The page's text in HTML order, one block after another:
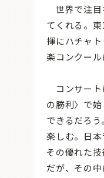
世界で注目
てくれる。
揮にハチャ
楽コンクー
コンサート
の勝利〉で
できるだろ
楽しむ。日
その優れた
だが、その